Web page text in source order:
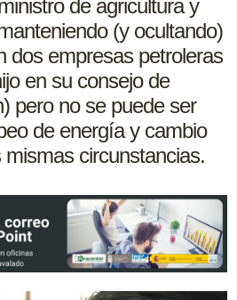
de agricultura y
(y ocultando)
dos empresas petroleras
en su consejo de
pero no se puede ser
de energía y cambio
mismas circunstancias.